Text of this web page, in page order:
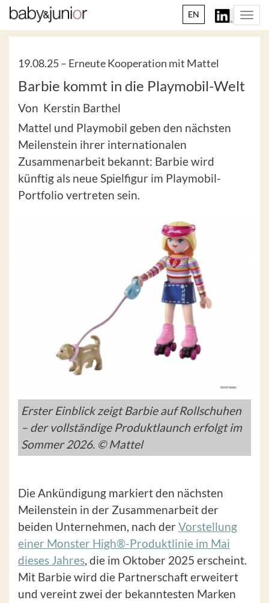
EN
19.08.25 – Erneute Kooperation mit Mattel
Barbie kommt in die Playmobil-Welt
Von Kerstin Barthel
Mattel und Playmobil geben den nächsten
Meilenstein ihrer internationalen
Zusammenarbeit bekannt: Barbie wird
künftig als neue Spielfigur im Playmobil-
Portfolio vertreten sein.
Erster Einblick zeigt Barbie auf Rollschuhen
– der vollständige Produktlaunch erfolgt im
Sommer 2026. © Mattel
Die Ankündigung markiert den nächsten
Meilenstein in der Zusammenarbeit der
beiden Unternehmen, nach derVorstellung
einer Monster High®-Produktlinie im Mai
dieses Jahres, die im Oktober 2025 erscheint.
Mit Barbie wird die Partnerschaft erweitert
und vereint zwei der bekanntesten Marken